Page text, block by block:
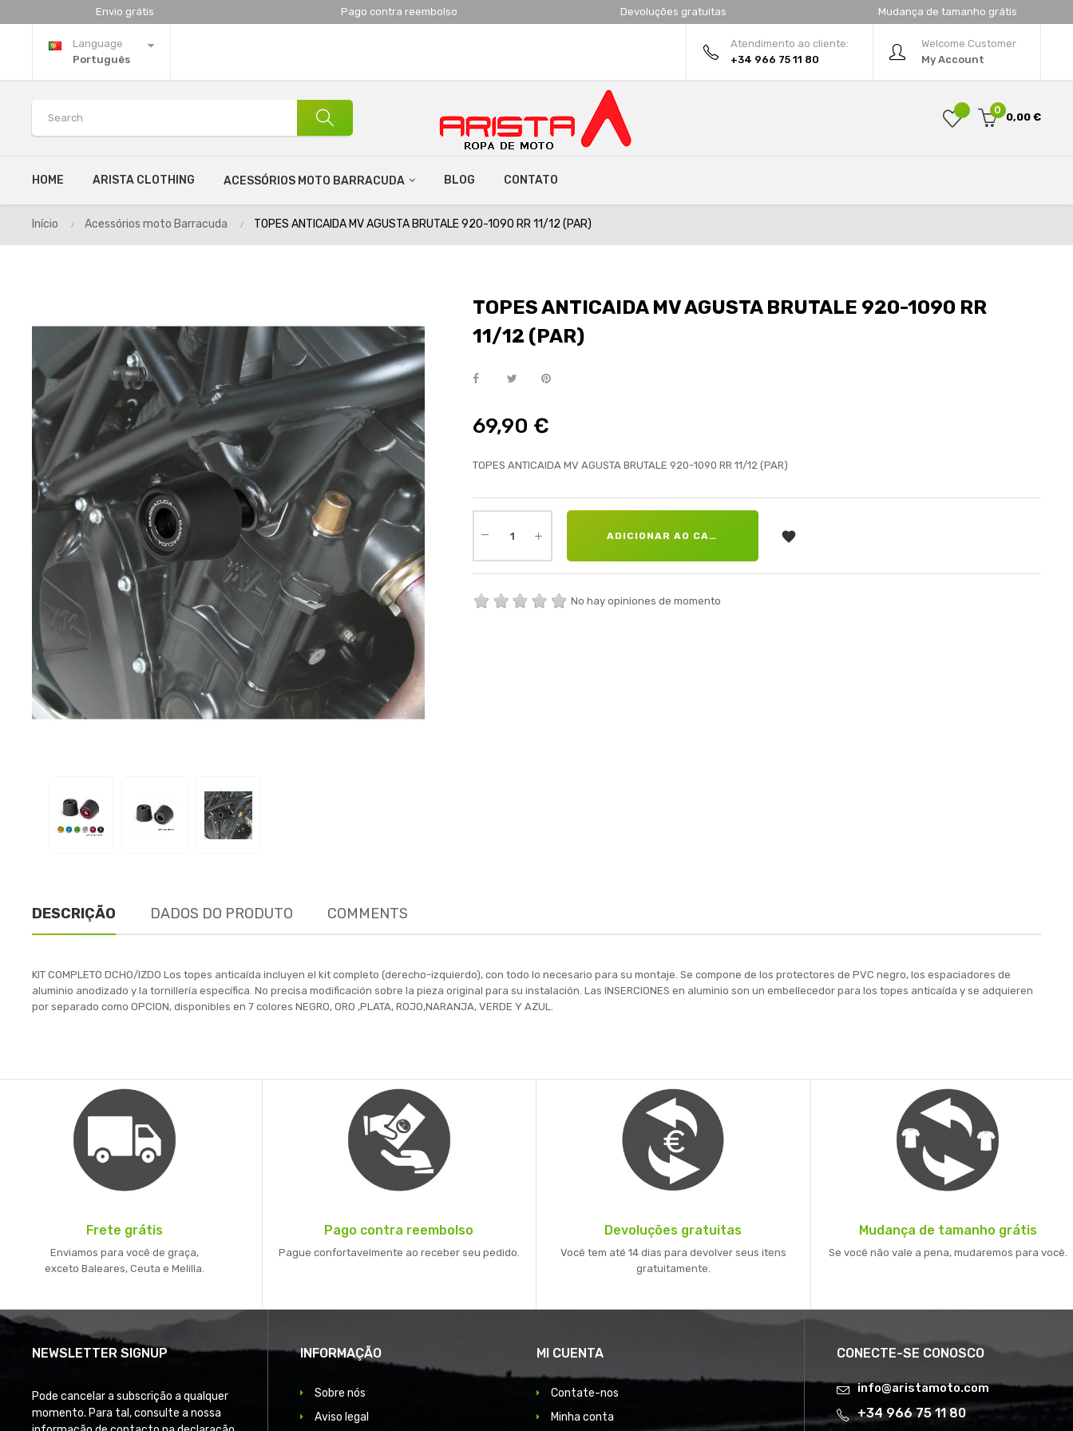
Envio grátis Pago contra reembolso Devoluções gratuitas Mudança de tamanho grátis
Language
Português
Welcome Customer
My Account
Atendimento ao cliente:
+34 966 75 11 80
0
0,00 €
HOME ARISTA CLOTHING ACESSÓRIOS MOTO BARRACUDA BLOG CONTATO
Início Acessórios moto Barracuda TOPES ANTICAIDA MV AGUSTA BRUTALE 920-1090 RR 11/12 (PAR)
TOPES ANTICAIDA MV AGUSTA BRUTALE 920-1090 RR
11/12 (PAR)
69,90 €
TOPES ANTICAIDA MV AGUSTA BRUTALE 920-1090 RR 11/12 (PAR)
ADICIONAR AO CARRINHO 
No hay opiniones de momento
DESCRIÇÃO DADOS DO PRODUTO COMMENTS
KIT COMPLETO DCHO/IZDO Los topes anticaída incluyen el kit completo (derecho-izquierdo), con todo lo necesario para su montaje. Se compone de los protectores de PVC negro, los espaciadores de
aluminio anodizado y la tornillería específica. No precisa modificación sobre la pieza original para su instalación. Las INSERCIONES en aluminio son un embellecedor para los topes anticaída y se adquieren
por separado como OPCION, disponibles en 7 colores NEGRO, ORO ,PLATA, ROJO,NARANJA, VERDE Y AZUL.
Frete grátis
Enviamos para você de graça,
exceto Baleares, Ceuta e Melilla.
Pago contra reembolso
Pague confortavelmente ao receber seu pedido.
Devoluções gratuitas
Você tem até 14 dias para devolver seus itens
gratuitamente.
Mudança de tamanho grátis
Se você não vale a pena, mudaremos para você.
NEWSLETTER SIGNUP
Pode cancelar a subscrição a qualquer
momento. Para tal, consulte a nossa
CONECTE-SE CONOSCO
info@aristamoto.com
+34 966 75 11 80
INFORMAÇÃO
Sobre nós
Aviso legal
MI CUENTA
Contate-nos
Minha conta